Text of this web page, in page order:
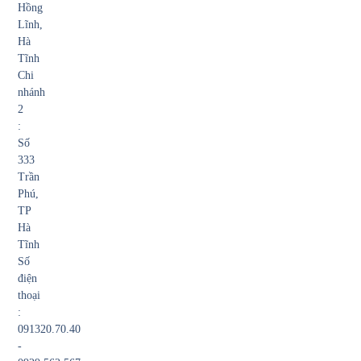
Hồng
Lĩnh,
Hà
Tĩnh
Chi
nhánh
2
:
Số
333
Trần
Phú,
TP
Hà
Tĩnh
Số
điện
thoại
:
091320.70.40
-